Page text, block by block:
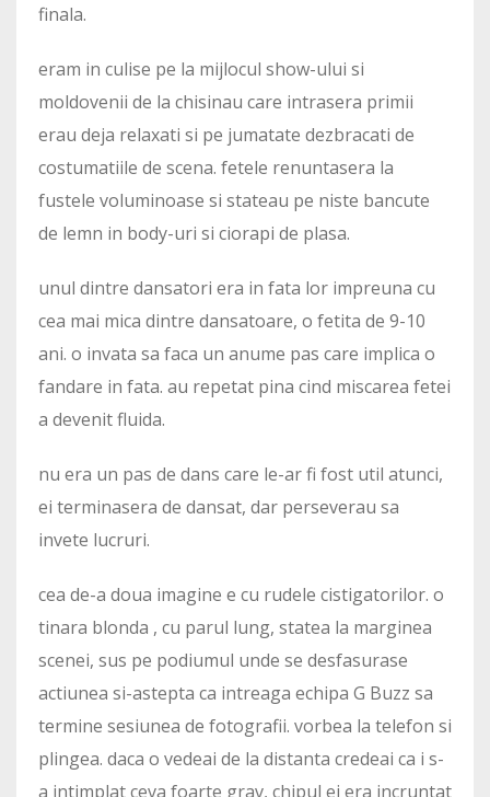
finala.
eram in culise pe la mijlocul show-ului si
moldovenii de la chisinau care intrasera primii
erau deja relaxati si pe jumatate dezbracati de
costumatiile de scena. fetele renuntasera la
fustele voluminoase si stateau pe niste bancute
de lemn in body-uri si ciorapi de plasa.
unul dintre dansatori era in fata lor impreuna cu
cea mai mica dintre dansatoare, o fetita de 9-10
ani. o invata sa faca un anume pas care implica o
fandare in fata. au repetat pina cind miscarea fetei
a devenit fluida.
nu era un pas de dans care le-ar fi fost util atunci,
ei terminasera de dansat, dar perseverau sa
invete lucruri.
cea de-a doua imagine e cu rudele cistigatorilor. o
tinara blonda , cu parul lung, statea la marginea
scenei, sus pe podiumul unde se desfasurase
actiunea si-astepta ca intreaga echipa G Buzz sa
termine sesiunea de fotografii. vorbea la telefon si
plingea. daca o vedeai de la distanta credeai ca i s-
a intimplat ceva foarte grav, chipul ei era incruntat